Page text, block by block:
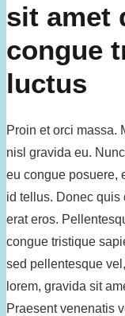
sit amet
congue
luctus
Proin et orci massa.
nisl gravida eu.
eu congue posuere,
id tellus. Donec quis
erat eros.
congue tristique
sed pellentesque
lorem, gravida sit
Praesent venenatis